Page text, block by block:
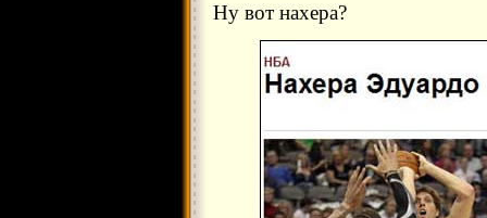
Ну вот нахера?